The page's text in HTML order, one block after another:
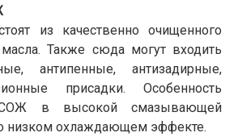
из качественно очищенного
Также сюда могут входить
антипенные, антизадирные,
присадки. Особенность
в высокой смазывающей
низком охлаждающем эффекте.